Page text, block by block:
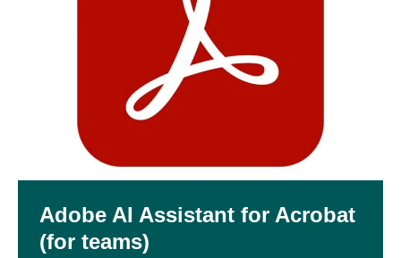
Adobe AI Assistant for Acrobat
(for teams)